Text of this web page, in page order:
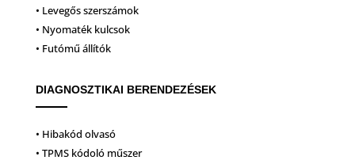
• Levegős szerszámok
• Nyomaték kulcsok
• Futómű állítók
DIAGNOSZTIKAI BERENDEZÉSEK
• Hibakód olvasó
• TPMS kódoló műszer